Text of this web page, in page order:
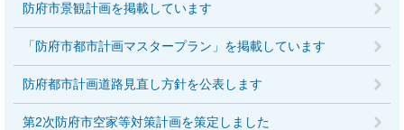
防府市景観計画を掲載しています
「防府市都市計画マスタープラン」を掲載しています
防府都市計画道路見直し方針を公表します
第2次防府市空家等対策計画を策定しました